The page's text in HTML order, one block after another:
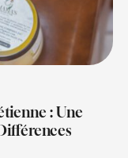
: Une